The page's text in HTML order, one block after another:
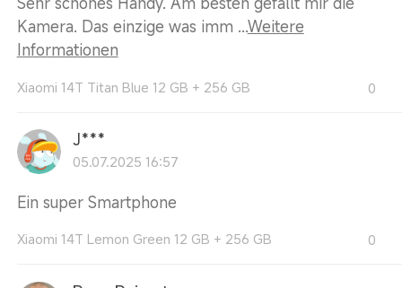
Kamera. Das einzige was imm ...Weitere
Informationen
Xiaomi 14T Titan Blue 12 GB + 256 GB 0
J***
05.07.2025 16:57
Ein super Smartphone
Xiaomi 14T Lemon Green 12 GB + 256 GB 0